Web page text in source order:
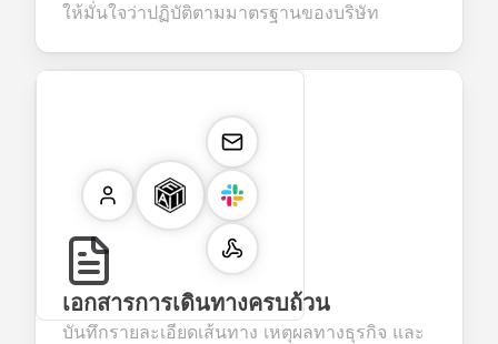
ให้มั่นใจว่าปฏิบัติตามมาตรฐานของบริษัท
เอกสารการเดินทางครบถ้วน
บันทึกรายละเอียดเส้นทาง เหตุผลทางธุรกิจ และ